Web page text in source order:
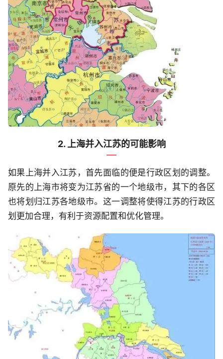
2. 上海并入江苏的可能影响
如果上海并入江苏，首先面临的便是行政区划的调整。
原先的上海市将变为江苏省的一个地级市，其下的各区
也将划归江苏各地级市。这一调整将使得江苏的行政区
划更加合理，有利于资源配置和优化管理。